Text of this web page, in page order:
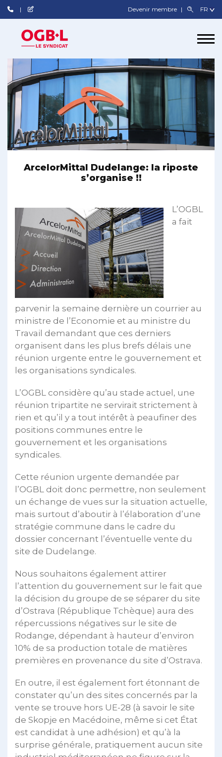
Devenir membre
ArcelorMittal Dudelange: la riposte
s’organise !!
L’OGBL
a fait
parvenir la semaine dernière un courrier au
ministre de l’Economie et au ministre du
Travail demandant que ces derniers
organisent dans les plus brefs délais une
réunion urgente entre le gouvernement et
les organisations syndicales.
L’OGBL considère qu’au stade actuel, une
réunion tripartite ne servirait strictement à
rien et qu’il y a tout intérêt à peaufiner des
positions communes entre le
gouvernement et les organisations
syndicales.
Cette réunion urgente demandée par
l’OGBL doit donc permettre, non seulement
un échange de vues sur la situation actuelle,
mais surtout d’aboutir à l’élaboration d’une
stratégie commune dans le cadre du
dossier concernant l’éventuelle vente du
site de Dudelange.
Nous souhaitons également attirer
l’attention du gouvernement sur le fait que
la décision du groupe de se séparer du site
d’Ostrava (République Tchèque) aura des
répercussions négatives sur le site de
Rodange, dépendant à hauteur d’environ
10% de sa production totale de matières
premières en provenance du site d’Ostrava.
En outre, il est également fort étonnant de
constater qu’un des sites concernés par la
vente se trouve hors UE-28 (à savoir le site
de Skopje en Macédoine, même si cet État
est candidat à une adhésion) et qu’à la
surprise générale, pratiquement aucun site